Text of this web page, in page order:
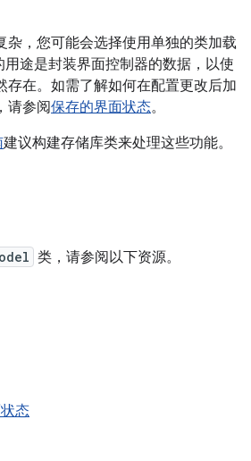
杂，您可能会选择使用单独的类加载
用途是封装界面控制器的数据，以使
存在。如需了解如何在配置更改后加
请参阅保存的界面状态。
建议构建存储库类来处理这些功能。
类，请参阅以下资源。
态